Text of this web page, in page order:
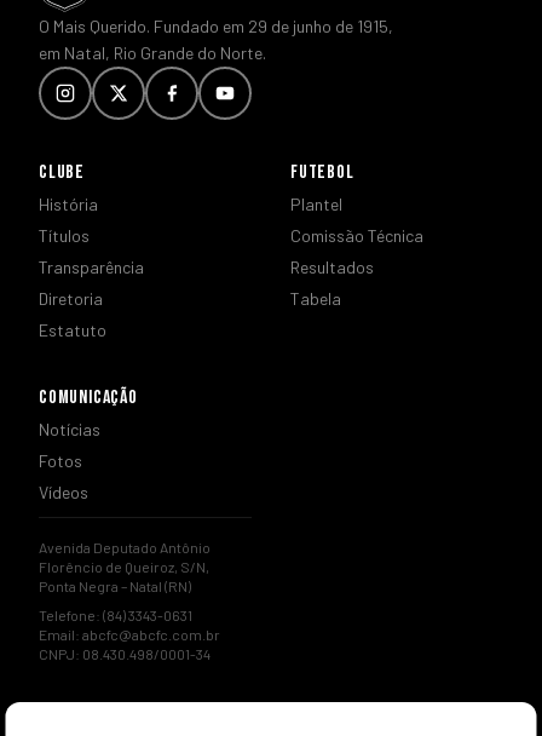
O Mais Querido. Fundado em 29 de junho de 1915,
em Natal, Rio Grande do Norte.
CLUBE
História
Títulos
Transparência
Diretoria
Estatuto
FUTEBOL
Plantel
Comissão Técnica
Resultados
Tabela
COMUNICAÇÃO
Notícias
Fotos
Vídeos
Avenida Deputado Antônio
Florêncio de Queiroz, S/N,
Ponta Negra – Natal (RN)
Telefone: (84) 3343-0631
Email: abcfc@abcfc.com.br
CNPJ: 08.430.498/0001-34